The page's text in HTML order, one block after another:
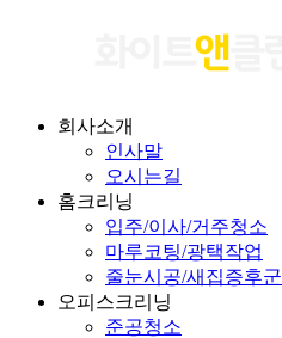
회사소개
인사말
오시는길
홈크리닝
입주/이사/거주청소
마루코팅/광택작업
줄눈시공/새집증후군
오피스크리닝
준공청소